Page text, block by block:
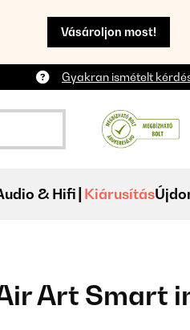
Vásároljon most!
Gyakran ismételt
& Hifi Kiárusítás
Art Smart